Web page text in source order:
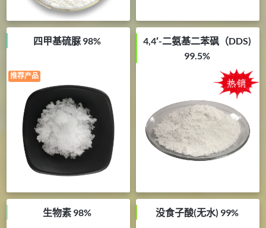
四甲基硫脲 98%
推荐产品
4,4′-二氨基二苯砜（DDS)
99.5%
生物素 98% 没食子酸(无水) 99%